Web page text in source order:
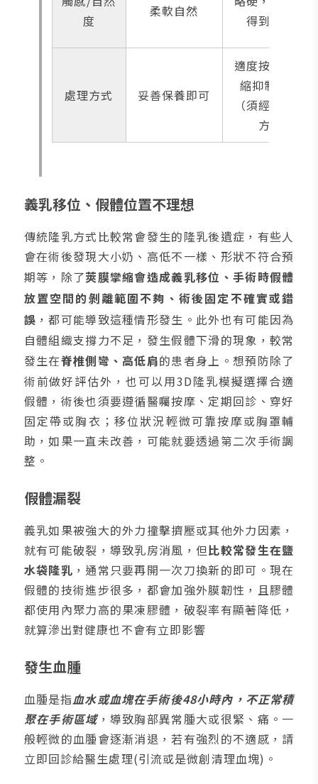
度
柔軟自然
得到假體
處理方式 妥善保養即可
適度按摩、攣
縮抑制藥物
（須經醫師處
方）
義乳移位、假體位置不理想
傳統隆乳方式比較常會發生的隆乳後遺症，有些人
會在術後發現大小奶、高低不一樣、形狀不符合預
期等，除了莢膜攣縮會造成義乳移位、手術時假體
放置空間的剝離範圍不夠、術後固定不確實或錯
誤 ，都可能導致這種情形發生。此外也有可能因為
自體組織支撐力不足，發生假體下滑的現象，較常
發生在脊椎側彎、高低肩的患者身上。想預防除了
術前做好評估外，也可以用3D隆乳模擬選擇合適
假體，術後也須要遵循醫囑按摩、定期回診、穿好
固定帶或胸衣；移位狀況輕微可靠按摩或胸罩輔
助，如果一直未改善，可能就要透過第二次手術調
整。
假體漏裂
義乳如果被強大的外力撞擊擠壓或其他外力因素，
就有可能破裂，導致乳房消風，但比較常發生在鹽
水袋隆乳 ，通常只要再開一次刀換新的即可。現在
假體的技術進步很多，都會加強外膜韌性，且膠體
都使用內聚力高的果凍膠體，破裂率有顯著降低，
就算滲出對健康也不會有立即影響
發生血腫
血腫是指血水或血塊在手術後48小時內，不正常積
聚在手術區域，導致胸部異常腫大或很緊、痛。一
般輕微的血腫會逐漸消退，若有強烈的不適感，請
立即回診給醫生處理(引流或是微創清理血塊)。